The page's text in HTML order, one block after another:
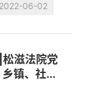
2022-06-02
松滋法院党
镇、社...